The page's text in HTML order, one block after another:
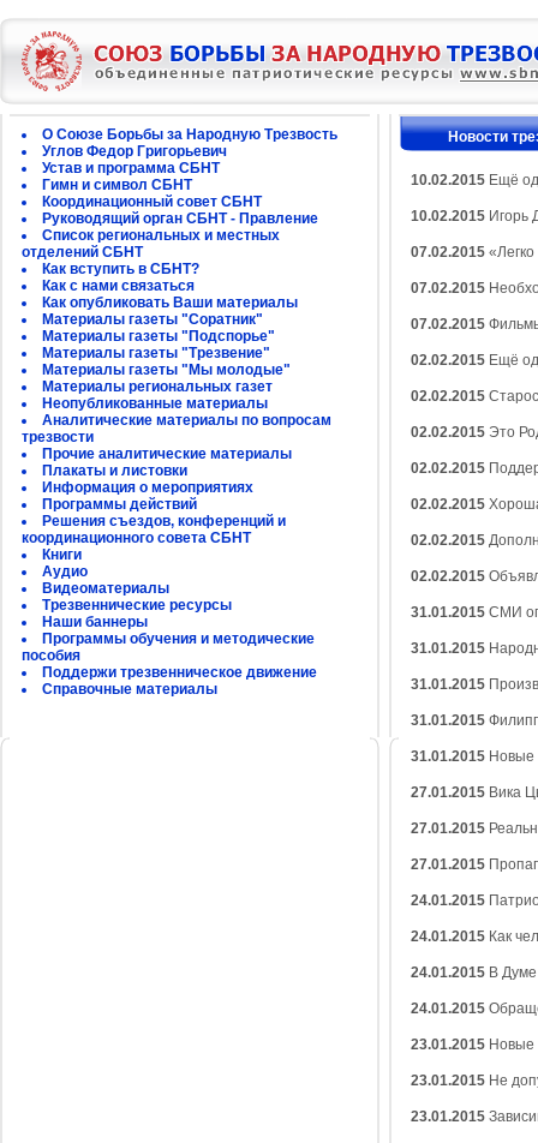
О Союзе Борьбы за Народную Трезвость
Углов Федор Григорьевич
Устав и программа СБНТ
Гимн и символ СБНТ
Координационный совет СБНТ
Руководящий орган СБНТ - Правление
Список региональных и местных
отделений СБНТ
Как вступить в СБНТ?
Как с нами связаться
Как опубликовать Ваши материалы
Материалы газеты "Соратник"
Материалы газеты "Подспорье"
Материалы газеты "Трезвение"
Материалы газеты "Мы молодые"
Материалы региональных газет
Неопубликованные материалы
Аналитические материалы по вопросам
трезвости
Прочие аналитические материалы
Плакаты и листовки
Информация о мероприятиях
Программы действий
Решения съездов, конференций и
координационного совета СБНТ
Книги
Аудио
Видеоматериалы
Трезвеннические ресурсы
Наши баннеры
Программы обучения и методические
пособия
Поддержи трезвенническое движение
Справочные материалы
Новости
10.02.2015 Ещё
10.02.2015 Игорь
07.02.2015
07.02.2015
07.02.2015
02.02.2015 Ещё
02.02.2015
02.02.2015 Это
02.02.2015
02.02.2015
02.02.2015
02.02.2015
31.01.2015 СМИ
31.01.2015
31.01.2015
31.01.2015
31.01.2015 Новые
27.01.2015 Вика
27.01.2015
27.01.2015
24.01.2015
24.01.2015 Как
24.01.2015 В
24.01.2015
23.01.2015 Новые
23.01.2015 Не
23.01.2015